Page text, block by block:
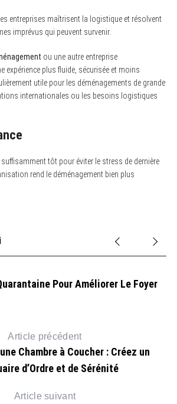
entreprises maîtrisent la logistique et résolvent
imprévus qui peuvent survenir.
ou une autre entreprise
expérience plus fluide, sécurisée et moins
utile pour les déménagements de grande
internationales ou les besoins logistiques
tôt pour éviter le stress de dernière
rend le déménagement bien plus
Pour Améliorer Le Foyer
Article précédent
Chambre à Coucher : Créez un
d’Ordre et de Sérénité
Article suivant